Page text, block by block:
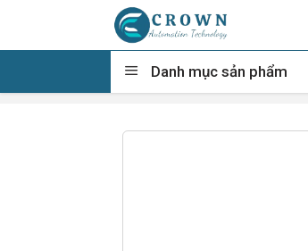
content
Danh mục sản phẩm